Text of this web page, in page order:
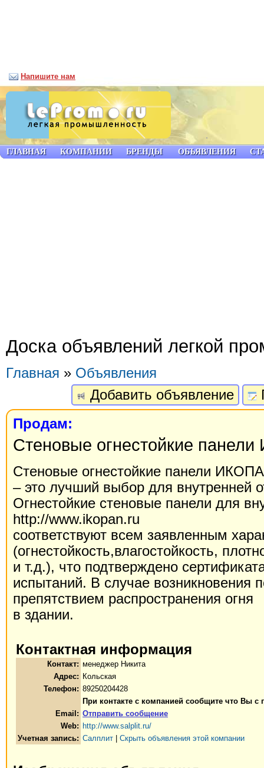
Доска объявлений легкой
Главная » Объявления
Добавить объявление
Продам:
Стеновые огнестойкие
Стеновые огнестойкие панели
– это лучший выбор для внутренней
Огнестойкие стеновые панели для
http://www.ikopan.ru
соответствуют всем заявленным
(огнестойкость,влагостойкость,
и т.д.), что подтверждено
испытаний. В случае возникновения
препятствием распространения огня
в здании.
Контактная информация
Контакт: менеджер Никита
Адрес: Кольская
Телефон: 89250204428
При контакте с компанией сообщите что Вы с
Email: Отправить сообщение
Web: http://www.salplit.ru/
Учетная запись: Салплит Скрыть объявления этой компании
ГЛАВНАЯ КОМПАНИИ БРЕНДЫ ОБЪЯВЛЕНИЯ
Напишите нам